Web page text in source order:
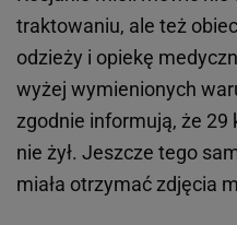
traktowaniu, ale też
odzieży i opiekę
wyżej wymienionych
zgodnie informują, że 29
nie żył. Jeszcze tego
miała otrzymać zdjęcia